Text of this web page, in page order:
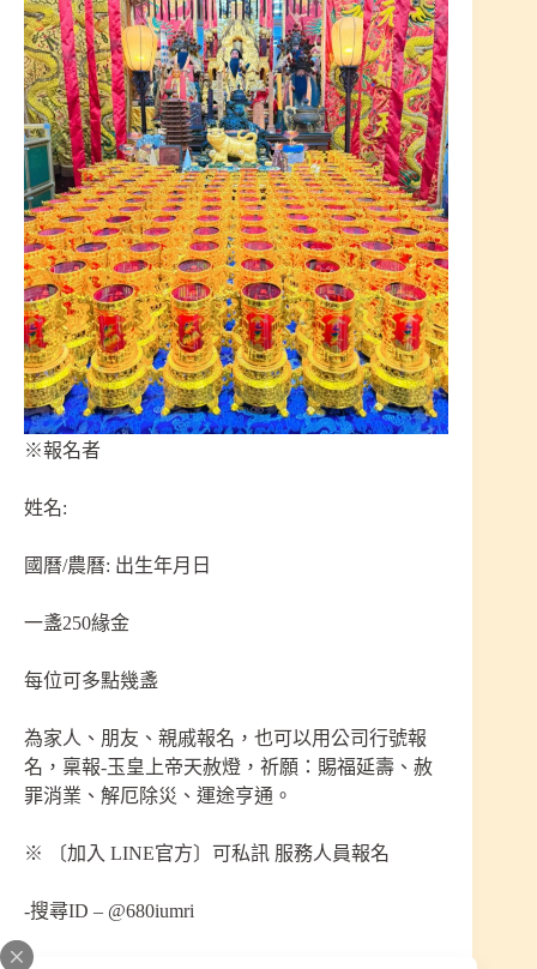
※報名者
姓名:
國曆/農曆: 出生年月日
一盞250緣金
每位可多點幾盞
為家人、朋友、親戚報名，也可以用公司行號報
名，稟報-玉皇上帝天赦燈，祈願：賜福延壽、赦
罪消業、解厄除災、運途亨通。
※ 〔加入 LINE官方〕可私訊 服務人員報名
-搜尋ID – @680iumri